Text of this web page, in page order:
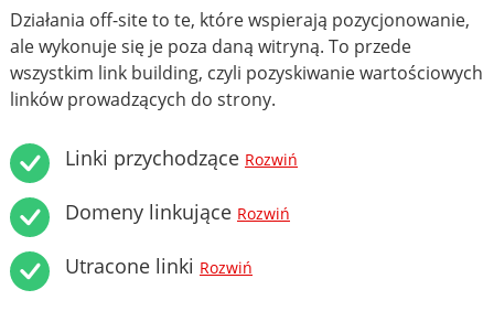
Działania off-site to te, które wspierają pozycjonowanie,
ale wykonuje się je poza daną witryną. To przede
wszystkim link building, czyli pozyskiwanie wartościowych
linków prowadzących do strony.
Linki przychodzące Rozwiń
Domeny linkujące Rozwiń
Utracone linki Rozwiń